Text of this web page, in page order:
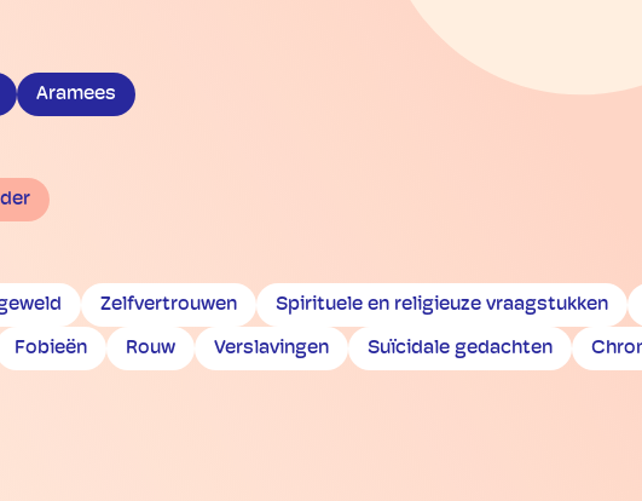
Aramees
Zelfvertrouwen Spirituele en religieuze vraagstukken
Fobieën Rouw Verslavingen Suïcidale gedachten